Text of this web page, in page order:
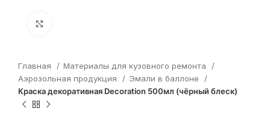
Главная
Материалы для кузовного ремонта
Аэрозольная продукция
Эмали в баллоне
Краска декоративная Decoration 500мл (чёрный блеск)